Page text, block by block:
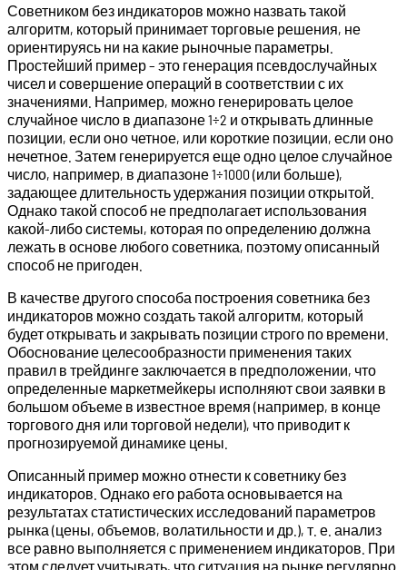
Советником без индикаторов можно назвать такой
алгоритм, который принимает торговые решения, не
ориентируясь ни на какие рыночные параметры.
Простейший пример – это генерация псевдослучайных
чисел и совершение операций в соответствии с их
значениями. Например, можно генерировать целое
случайное число в диапазоне 1÷2 и открывать длинные
позиции, если оно четное, или короткие позиции, если оно
нечетное. Затем генерируется еще одно целое случайное
число, например, в диапазоне 1÷1000 (или больше),
задающее длительность удержания позиции открытой.
Однако такой способ не предполагает использования
какой-либо системы, которая по определению должна
лежать в основе любого советника, поэтому описанный
способ не пригоден.
В качестве другого способа построения советника без
индикаторов можно создать такой алгоритм, который
будет открывать и закрывать позиции строго по времени.
Обоснование целесообразности применения таких
правил в трейдинге заключается в предположении, что
определенные маркетмейкеры исполняют свои заявки в
большом объеме в известное время (например, в конце
торгового дня или торговой недели), что приводит к
прогнозируемой динамике цены.
Описанный пример можно отнести к советнику без
индикаторов. Однако его работа основывается на
результатах статистических исследований параметров
рынка (цены, объемов, волатильности и др.), т. е. анализ
все равно выполняется с применением индикаторов. При
этом следует учитывать, что ситуация на рынке регулярно